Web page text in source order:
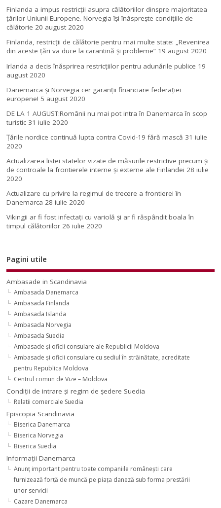
Finlanda a impus restricţii asupra călătoriilor dinspre majoritatea
ţărilor Uniunii Europene. Norvegia își înăsprește condițiile de
călătorie 20 august 2020
Finlanda, restricţii de călătorie pentru mai multe state: „Revenirea
din aceste ţări va duce la carantină şi probleme” 19 august 2020
Irlanda a decis înăsprirea restricțiilor pentru adunările publice 19
august 2020
Danemarca și Norvegia cer garanții financiare federației
europene! 5 august 2020
DE LA 1 AUGUST:Românii nu mai pot intra în Danemarca în scop
turistic 31 iulie 2020
Țările nordice continuă lupta contra Covid-19 fără mască 31 iulie
2020
Actualizarea listei statelor vizate de măsurile restrictive precum și
de controale la frontierele interne și externe ale Finlandei 28 iulie
2020
Actualizare cu privire la regimul de trecere a frontierei în
Danemarca 28 iulie 2020
Vikingii ar fi fost infectaţi cu variolă şi ar fi răspândit boala în
timpul călătoriilor 26 iulie 2020
Pagini utile
Ambasade in Scandinavia
Ambasada Danemarca
Ambasada Finlanda
Ambasada Islanda
Ambasada Norvegia
Ambasada Suedia
Ambasade şi oficii consulare ale Republicii Moldova
Ambasade şi oficii consulare cu sediul în străinătate, acreditate
pentru Republica Moldova
Centrul comun de Vize – Moldova
Condiţii de intrare şi regim de şedere Suedia
Relatii comerciale Suedia
Episcopia Scandinavia
Biserica Danemarca
Biserica Norvegia
Biserica Suedia
Informaţii Danemarca
Anunţ important pentru toate companiile româneşti care
furnizează forţă de muncă pe piaţa daneză sub forma prestării
unor servicii
Cazare Danemarca